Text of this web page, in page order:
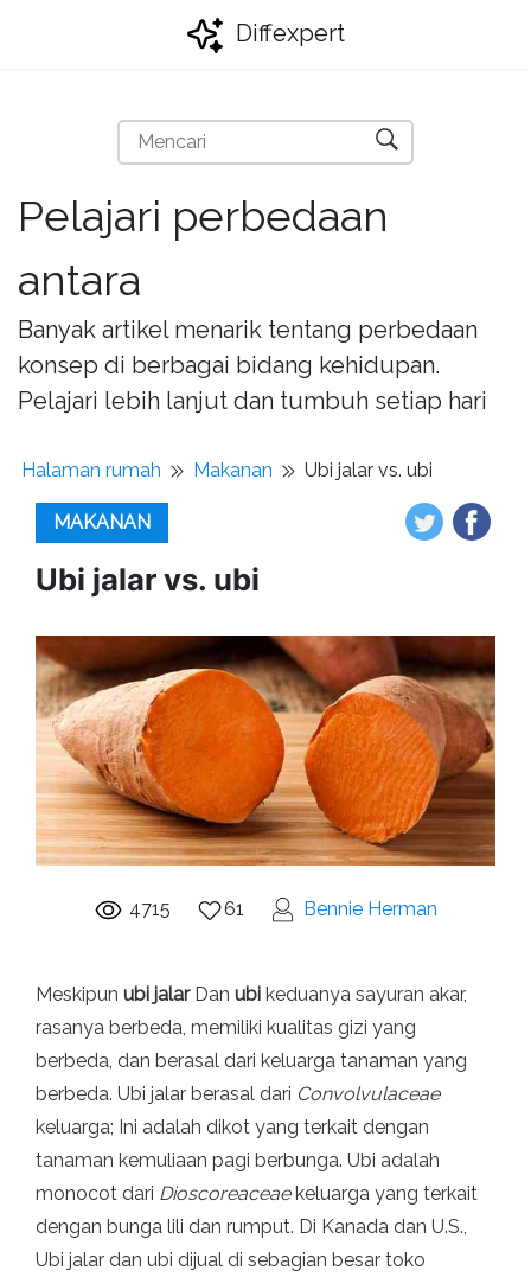
Diffexpert
Pelajari perbedaan
antara
Banyak artikel menarik tentang perbedaan
konsep di berbagai bidang kehidupan.
Pelajari lebih lanjut dan tumbuh setiap hari
Halaman rumah Makanan Ubi jalar vs. ubi
MAKANAN
Ubi jalar vs. ubi
4715 61 Bennie Herman
Meskipun ubi jalarDan ubi keduanya sayuran akar,
rasanya berbeda, memiliki kualitas gizi yang
berbeda, dan berasal dari keluarga tanaman yang
berbeda. Ubi jalar berasal dari Convolvulaceae
keluarga; Ini adalah dikot yang terkait dengan
tanaman kemuliaan pagi berbunga. Ubi adalah
monocot dari Dioscoreaceaekeluarga yang terkait
dengan bunga lili dan rumput. Di Kanada dan U.S.,
Ubi jalar dan ubi dijual di sebagian besar toko